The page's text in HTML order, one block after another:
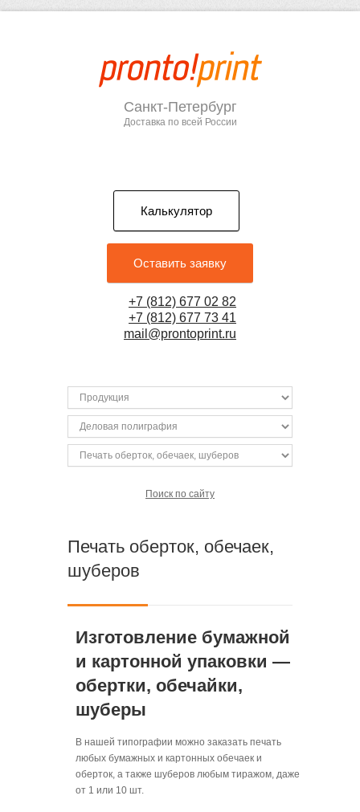
Санкт-Петербург
Доставка по всей России
Калькулятор
Оставить заявку
+7 (812) 677 02 82
+7 (812) 677 73 41
mail@prontoprint.ru
Поиск по сайту
Печать оберток, обечаек,
шуберов
Изготовление бумажной
и картонной упаковки —
обертки, обечайки,
шуберы
В нашей типографии можно заказать печать
любых бумажных и картонных обечаек и
оберток, а также шуберов любым тиражом, даже
от 1 или 10 шт.